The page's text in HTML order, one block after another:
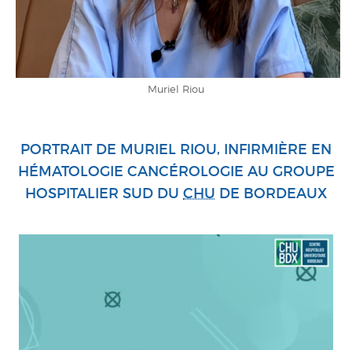
Muriel Riou
PORTRAIT DE MURIEL RIOU, INFIRMIÈRE EN
HÉMATOLOGIE CANCÉROLOGIE AU GROUPE
HOSPITALIER SUD DU CHU DE BORDEAUX